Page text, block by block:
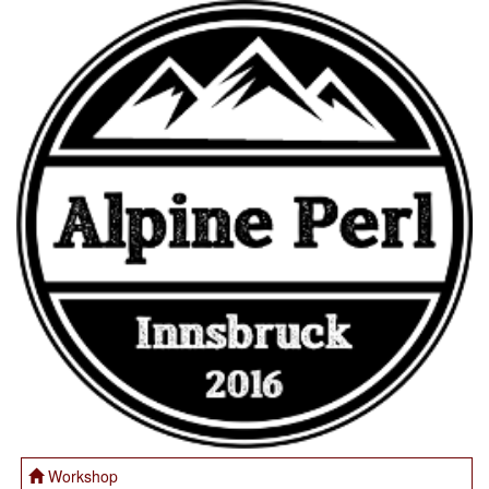
Workshop